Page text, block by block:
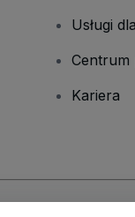
Usługi
Centrum
Kariera